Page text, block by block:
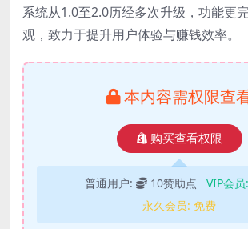
系统从1.0至2.0历经多次升级，功能更
观，致力于提升用户体验与赚钱效率。
本内容需权限查
购买查看权限
普通用户: 10赞助点 VIP会员:
永久会员: 免费